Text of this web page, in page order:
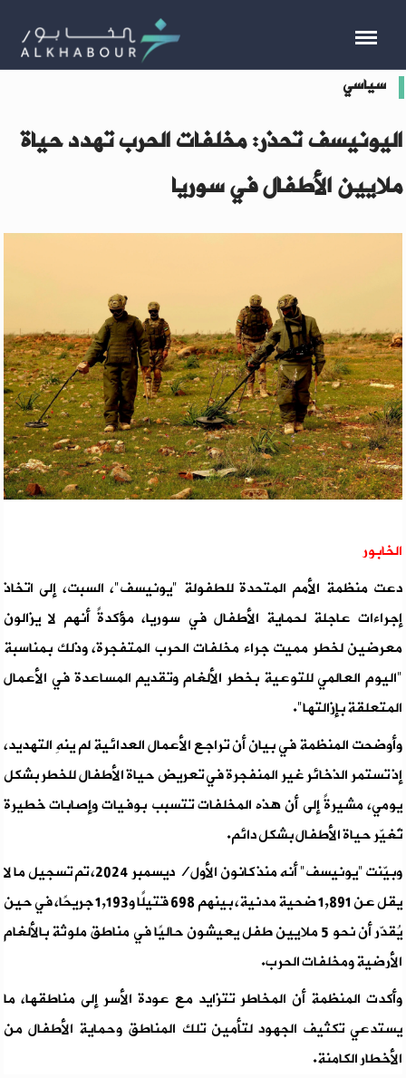
سياسي
اليونيسف تحذر: مخلفات الحرب تهدد حياة
ملايين الأطفال في سوريا
الخابور
دعت منظمة الأمم المتحدة للطفولة "يونيسف"، السبت، إلى اتخاذ
إجراءات عاجلة لحماية الأطفال في سوريا، مؤكدةً أنهم لا يزالون
معرضين لخطر مميت جراء مخلفات الحرب المتفجرة، وذلك بمناسبة
"اليوم العالمي للتوعية بخطر الألغام وتقديم المساعدة في الأعمال
المتعلقة بإزالتها".
وأوضحت المنظمة في بيان أن تراجع الأعمال العدائية لم ينهِ التهديد،
إذ تستمر الذخائر غير المنفجرة في تعريض حياة الأطفال للخطر بشكل
يومي، مشيرةً إلى أن هذه المخلفات تتسبب بوفيات وإصابات خطيرة
تُغيّر حياة الأطفال بشكل دائم.
وبيّنت "يونيسف" أنه منذ كانون الأول/ ديسمبر 2024، تم تسجيل ما لا
يقل عن 1,891 ضحية مدنية، بينهم 698 قتيلًا و1,193 جريحًا، في حين
يُقدّر أن نحو 5 ملايين طفل يعيشون حاليًا في مناطق ملوثة بالألغام
الأرضية ومخلفات الحرب.
وأكدت المنظمة أن المخاطر تتزايد مع عودة الأسر إلى مناطقها، ما
يستدعي تكثيف الجهود لتأمين تلك المناطق وحماية الأطفال من
الأخطار الكامنة.